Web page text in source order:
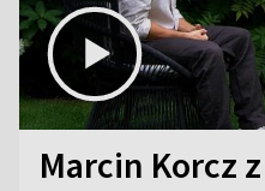
Marcin Korcz